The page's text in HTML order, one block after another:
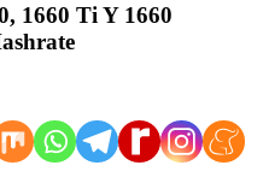
1660 Ti Y 1660